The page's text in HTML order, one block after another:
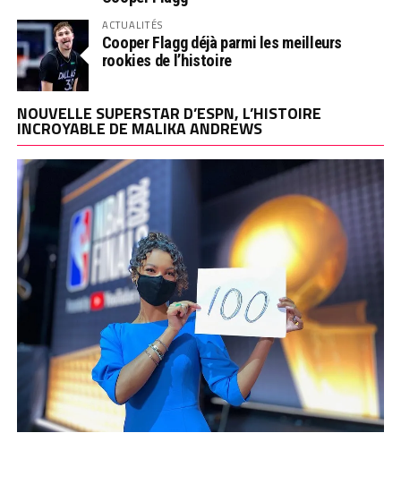
ACTUALITÉS
Cooper Flagg déjà parmi les meilleurs
rookies de l’histoire
NOUVELLE SUPERSTAR D’ESPN, L’HISTOIRE
INCROYABLE DE MALIKA ANDREWS